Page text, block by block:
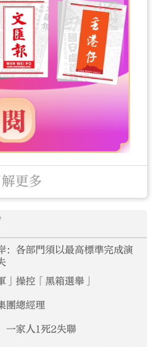
更多
：各部門須以最高標準完成演
操控「黑箱選舉」
團總經理
一家人1死2失聯